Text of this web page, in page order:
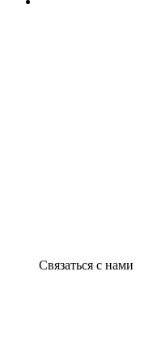
Связаться с нами